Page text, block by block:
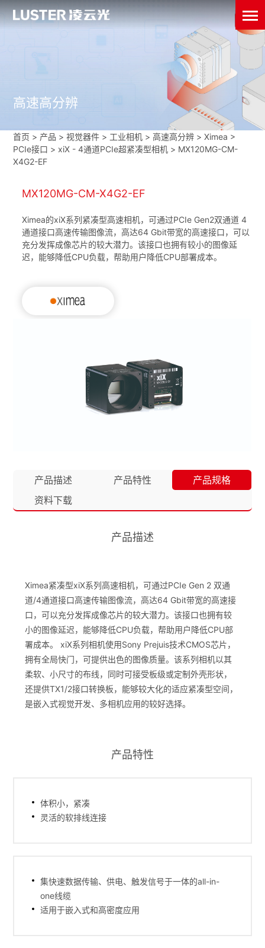
高速高分辨
首页 > 产品 > 视觉器件 > 工业相机 >高速高分辨 >Ximea >
PCIe接口 > xiX - 4通道PCIe超紧凑型相机 > MX120MG-CM-
X4G2-EF
MX120MG-CM-X4G2-EF
Ximea的xiX系列紧凑型高速相机，可通过PCIe Gen2双通道 4
通道接口高速传输图像流，高达64 Gbit带宽的高速接口，可以
充分发挥成像芯片的较大潜力。该接口也拥有较小的图像延
迟，能够降低CPU负载，帮助用户降低CPU部署成本。
产品描述 产品特性
产品规格
资料下载
产品描述
Ximea紧凑型xiX系列高速相机，可通过PCIe Gen 2 双通
道/4通道接口高速传输图像流，高达64 Gbit带宽的高速接
口，可以充分发挥成像芯片的较大潜力。该接口也拥有较
小的图像延迟，能够降低CPU负载，帮助用户降低CPU部
署成本。 xiX系列相机使用Sony Prejuis技术CMOS芯片，
拥有全局快门，可提供出色的图像质量。该系列相机以其
柔软、小尺寸的布线，同时可接受板级或定制外壳形状，
还提供TX1/2接口转换板，能够较大化的适应紧凑型空间，
是嵌入式视觉开发、多相机应用的较好选择。
产品特性
体积小，紧凑
灵活的软排线连接
集快速数据传输、供电、触发信号于一体的all-in-
one线缆
适用于嵌入式和高密度应用